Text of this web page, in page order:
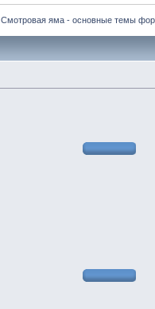
Смотровая яма - основные темы